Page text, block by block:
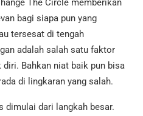
The Circle memberikan
bagi siapa pun yang
tersesat di tengah
adalah salah satu faktor
Bahkan niat baik pun bisa
di lingkaran yang salah.
dimulai dari langkah besar.